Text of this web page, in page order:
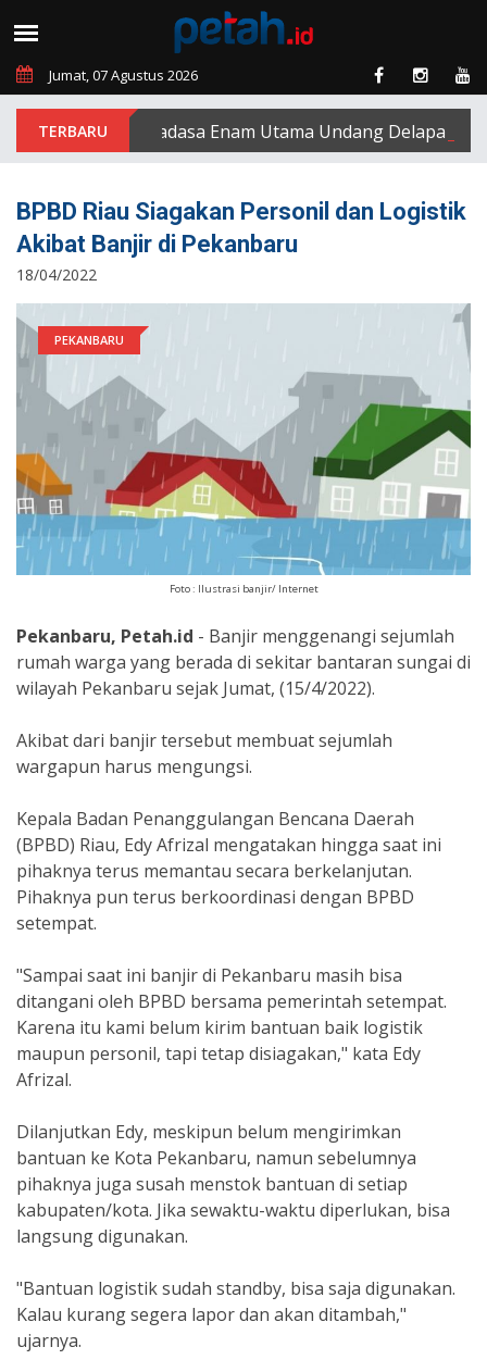
Jumat, 07 Agustus 2026
PT Padasa Enam Utama Undang Delapan Eks
BPBD Riau Siagakan Personil dan Logistik
Akibat Banjir di Pekanbaru
18/04/2022
PEKANBARU
Foto : Ilustrasi banjir/ Internet
Pekanbaru, Petah.id - Banjir menggenangi sejumlah
rumah warga yang berada di sekitar bantaran sungai di
wilayah Pekanbaru sejak Jumat, (15/4/2022).
Akibat dari banjir tersebut membuat sejumlah
wargapun harus mengungsi.
Kepala Badan Penanggulangan Bencana Daerah
(BPBD) Riau, Edy Afrizal mengatakan hingga saat ini
pihaknya terus memantau secara berkelanjutan.
Pihaknya pun terus berkoordinasi dengan BPBD
setempat.
"Sampai saat ini banjir di Pekanbaru masih bisa
ditangani oleh BPBD bersama pemerintah setempat.
Karena itu kami belum kirim bantuan baik logistik
maupun personil, tapi tetap disiagakan," kata Edy
Afrizal.
Dilanjutkan Edy, meskipun belum mengirimkan
bantuan ke Kota Pekanbaru, namun sebelumnya
pihaknya juga susah menstok bantuan di setiap
kabupaten/kota. Jika sewaktu-waktu diperlukan, bisa
langsung digunakan.
"Bantuan logistik sudah standby, bisa saja digunakan.
Kalau kurang segera lapor dan akan ditambah,"
ujarnya.